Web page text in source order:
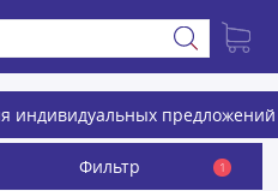
индивидуальных предложений
Фильтр 1